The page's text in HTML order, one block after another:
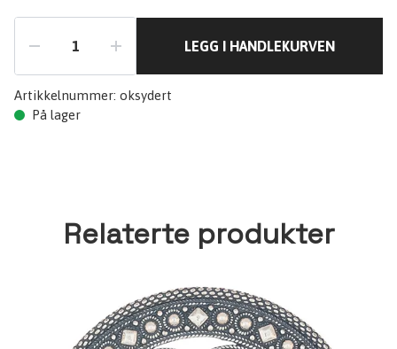
LEGG I HANDLEKURVEN
Artikkelnummer: oksydert
På lager
Relaterte produkter